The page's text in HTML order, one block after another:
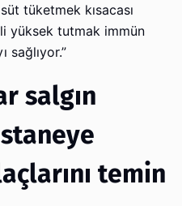
tüketmek kısacası
yüksek tutmak immün
sağlıyor.”
salgın
temin